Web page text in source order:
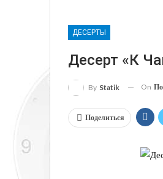
ДЕСЕРТЫ
Десерт «К
By Statik On
Поделиться